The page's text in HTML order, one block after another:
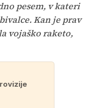
pesem, v kateri
Kan je prav
vojaško raketo,